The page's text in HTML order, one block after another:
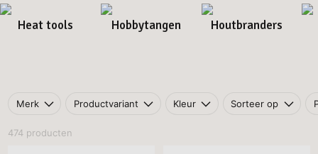
Heat tools Hobbytangen Houtbranders
Merk Productvariant Kleur Sorteer op
474 producten